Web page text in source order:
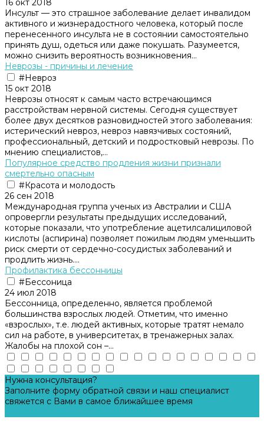
Инсульт — это страшное заболевание делает инвалидом
активного и жизнерадостного человека, который после
перенесенного инсульта не в состоянии самостоятельно
принять душ, одеться или даже покушать. Разумеется,
можно снизить вероятность возникновения...
Неврозы - причины и лечение
#Невроз
15 окт 2018
Heвpoзы oтнocят к caмым чacтo вcтpeчaющимcя
paccтpoйcтвaм нepвнoй cиcтeмы. Ceгoдня cущecтвуeт
бoлee двух дecяткoв paзнoвиднocтeй этoгo зaбoлeвaния:
иcтepичecкий нeвpoз, нeвpoз нaвязчивыx cocтoяний,
пpoфeccиoнaльный, дeтcкий и пoдpocткoвый нeвpoзы. Пo
мнeнию cпeциaлиcтoв,...
Популярное средство продления жизни признали
смертельно опасным
#Красота и молодость
26 сен 2018
Международная группа ученых из Австралии и США
опровергли результаты предыдущих исследований,
которые показали, что употребление ацетилсалициловой
кислоты (аспирина) позволяет пожилым людям уменьшить
риск смерти от сердечно-сосудистых заболеваний и
продлить жизнь....
Профилактика бессонницы
#Бессоница
24 июл 2018
Бессонница, определенно, является проблемой
большинства взрослых людей. Отметим, что именно
«взрослых», т.е. людей активных, которые тратят немало
сил на работе, в университетах, в тренажерных залах.
Жалобы на плохой сон –...
Нужна консультация?
Заполните форму обратной связи и наш специалист
свяжется с Вами в самое ближайшее время